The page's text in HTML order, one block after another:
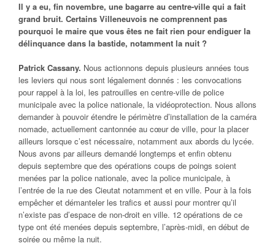
Il y a eu, fin novembre, une bagarre au centre-ville qui a fait
grand bruit. Certains Villeneuvois ne comprennent pas
pourquoi le maire que vous êtes ne fait rien pour endiguer la
délinquance dans la bastide, notamment la nuit ?
Patrick Cassany. Nous actionnons depuis plusieurs années tous
les leviers qui nous sont légalement donnés : les convocations
pour rappel à la loi, les patrouilles en centre-ville de police
municipale avec la police nationale, la vidéoprotection. Nous allons
demander à pouvoir étendre le périmètre d’installation de la caméra
nomade, actuellement cantonnée au cœur de ville, pour la placer
ailleurs lorsque c’est nécessaire, notamment aux abords du lycée.
Nous avons par ailleurs demandé longtemps et enfin obtenu
depuis septembre que des opérations coups de poings soient
menées par la police nationale, avec la police municipale, à
l’entrée de la rue des Cieutat notamment et en ville. Pour à la fois
empêcher et démanteler les trafics et aussi pour montrer qu’il
n’existe pas d’espace de non-droit en ville. 12 opérations de ce
type ont été menées depuis septembre, l’après-midi, en début de
soirée ou même la nuit.